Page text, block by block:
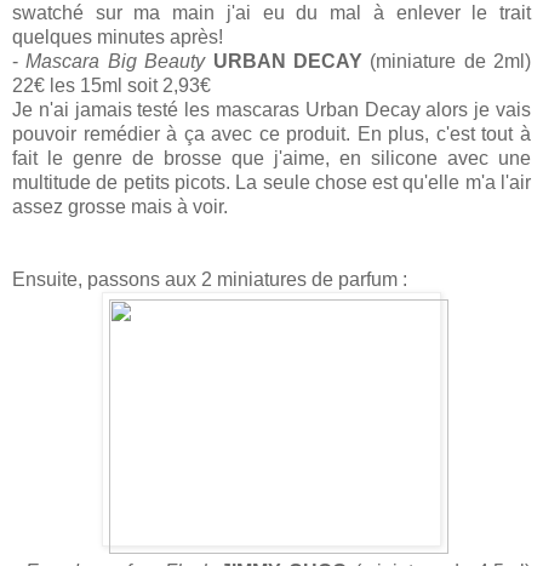
swatché sur ma main j'ai eu du mal à enlever le trait
quelques minutes après!
-Mascara Big Beauty URBAN DECAY(miniature de 2ml)
22€ les 15ml soit 2,93€
Je n'ai jamais testé les mascaras Urban Decay alors je vais
pouvoir remédier à ça avec ce produit. En plus, c'est tout à
fait le genre de brosse que j'aime, en silicone avec une
multitude de petits picots. La seule chose est qu'elle m'a l'air
assez grosse mais à voir.
Ensuite, passons aux 2 miniatures de parfum :